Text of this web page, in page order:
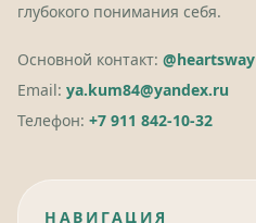
глубокого понимания себя.
Основной контакт: @heartsway
Email: ya.kum84@yandex.ru
Телефон: +7 911 842-10-32
НАВИГАЦИЯ